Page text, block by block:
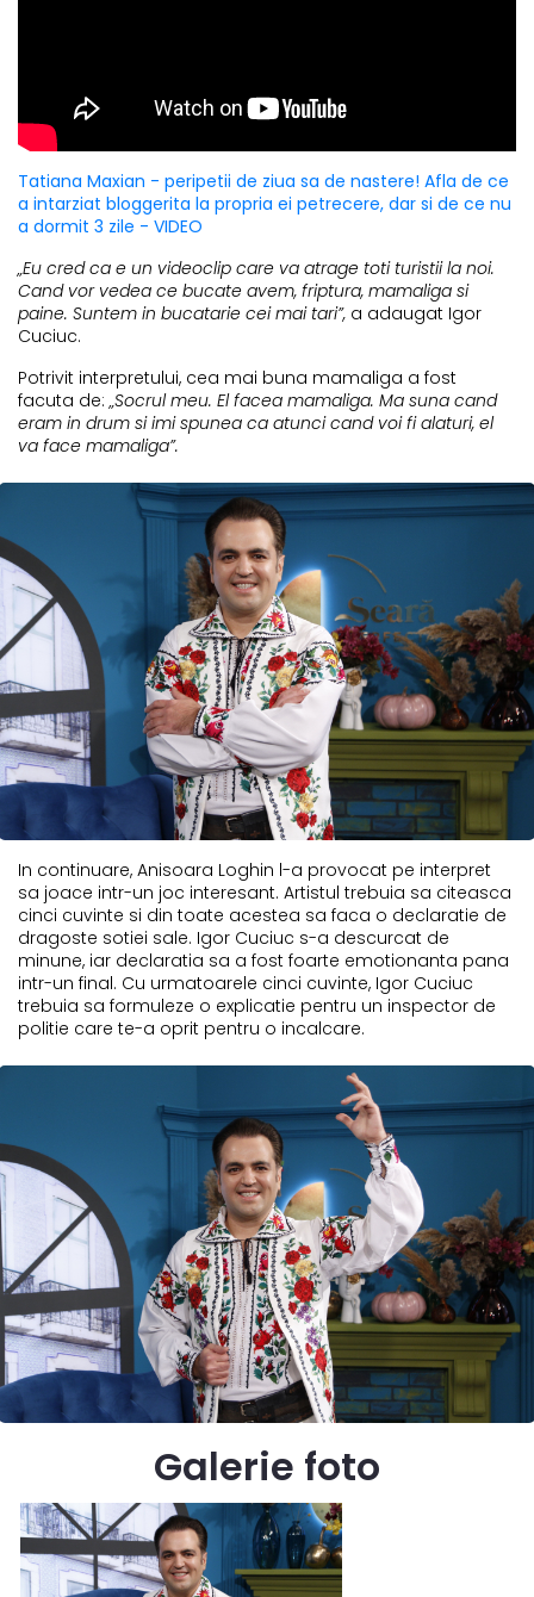
Tatiana Maxian - peripetii de ziua sa de nastere! Afla de ce
a intarziat bloggerita la propria ei petrecere, dar si de ce nu
a dormit 3 zile - VIDEO
„Eu cred ca e un videoclip care va atrage toti turistii la noi.
Cand vor vedea ce bucate avem, friptura, mamaliga si
paine. Suntem in bucatarie cei mai tari”, a adaugat Igor
Cuciuc.
Potrivit interpretului, cea mai buna mamaliga a fost
facuta de: „Socrul meu. El facea mamaliga. Ma suna cand
eram in drum si imi spunea ca atunci cand voi fi alaturi, el
va face mamaliga”.
In continuare, Anisoara Loghin l-a provocat pe interpret
sa joace intr-un joc interesant. Artistul trebuia sa citeasca
cinci cuvinte si din toate acestea sa faca o declaratie de
dragoste sotiei sale. Igor Cuciuc s-a descurcat de
minune, iar declaratia sa a fost foarte emotionanta pana
intr-un final. Cu urmatoarele cinci cuvinte, Igor Cuciuc
trebuia sa formuleze o explicatie pentru un inspector de
politie care te-a oprit pentru o incalcare.
Galerie foto